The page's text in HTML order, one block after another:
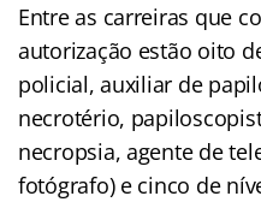
Entre as carreiras que
autorização estão oito
policial, auxiliar de
necrotério,
necropsia, agente de
fotógrafo) e cinco de